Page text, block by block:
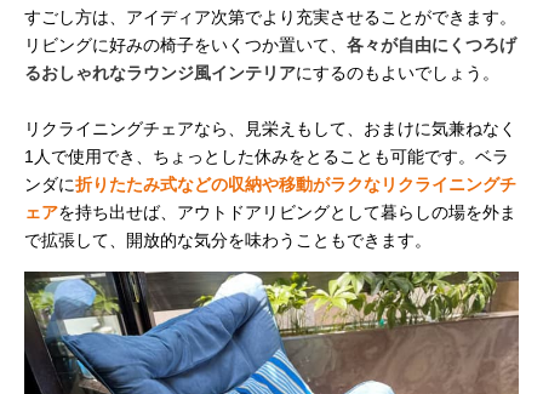
すごし方は、アイディア次第でより充実させることができます。
リビングに好みの椅子をいくつか置いて、 各々が自由にくつろげ
るおしゃれなラウンジ風インテリアにするのもよいでしょう。
リクライニングチェアなら、見栄えもして、おまけに気兼ねなく
1人で使用でき、ちょっとした休みをとることも可能です。ベラ
ンダに折りたたみ式などの収納や移動がラクなリクライニングチ
ェアを持ち出せば、アウトドアリビングとして暮らしの場を外ま
で拡張して、開放的な気分を味わうこともできます。